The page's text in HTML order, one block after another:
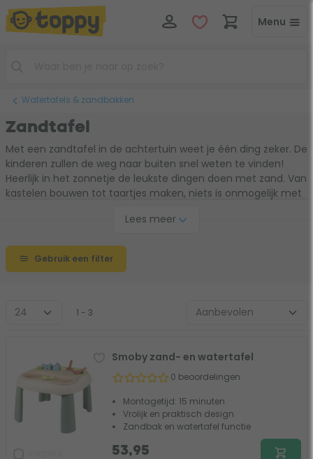
Menu
Watertafels & zandbakken
Zandtafel
Met een zandtafel in de achtertuin weet je één ding zeker. De
kinderen zullen de weg naar buiten snel weten te vinden!
Heerlijk in het zonnetje de leukste dingen doen met zand. Van
kastelen bouwen tot taartjes maken, niets is onmogelijk met
zandtafel die het beste bij jouw wensen past. En natuurlijk
Lees meer
Gebruik een filter
1 - 3
Smoby zand- en watertafel
0 beoordelingen
Montagetijd: 15 minuten
Vrolijk en praktisch design
Zandbak en watertafel functie
53,95